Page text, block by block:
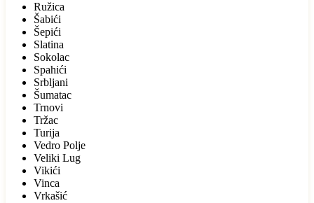
Ružica
Šabići
Šepići
Slatina
Sokolac
Spahići
Srbljani
Šumatac
Trnovi
Tržac
Turija
Vedro Polje
Veliki Lug
Vikići
Vinca
Vrkašić